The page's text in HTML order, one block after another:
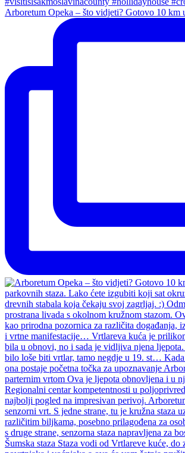
Arboretum Opeka – što vidjeti? Gotovo 10 km